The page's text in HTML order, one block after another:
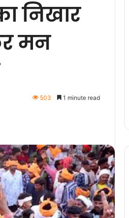
निखार
मन
503 1 minute read